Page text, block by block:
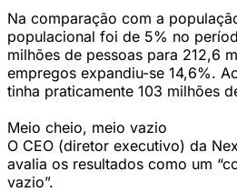
Na comparação com a
populacional foi de 5% no
milhões de pessoas para 212,6
empregos expandiu-se 14,6%.
tinha praticamente 103 milhões
Meio cheio, meio vazio
O CEO (diretor executivo) da
avalia os resultados como um
vazio”.